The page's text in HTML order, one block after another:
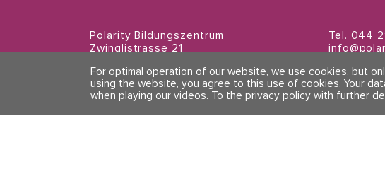
Polarity Bildungszentrum
Zwinglistrasse 21
Tel. 044
For optimal operation of our website, we use cookies, but
using the website, you agree to this use of cookies. Your
when playing our videos. To the privacy policy with further